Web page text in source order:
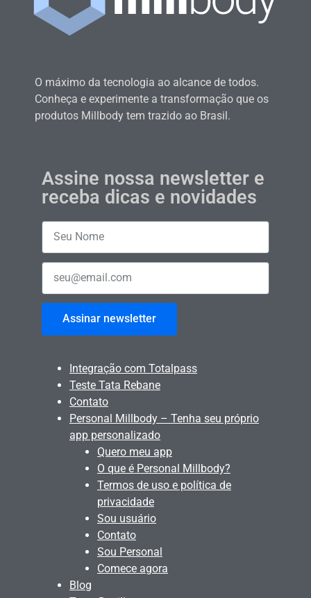
O máximo da tecnologia ao alcance de todos.
Conheça e experimente a transformação que os
produtos Millbody tem trazido ao Brasil.
Assine nossa newsletter e
receba dicas e novidades
Assinar newsletter
Integração com Totalpass
Teste Tata Rebane
Contato
Personal Millbody – Tenha seu próprio
app personalizado
Quero meu app
O que é Personal Millbody?
Termos de uso e política de
privacidade
Sou usuário
Contato
Sou Personal
Comece agora
Blog